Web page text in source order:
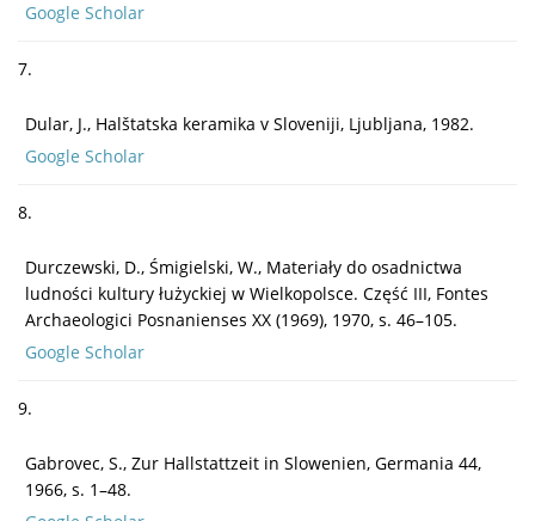
Google Scholar
7.
Dular, J., Halštatska keramika v Sloveniji, Ljubljana, 1982.
Google Scholar
8.
Durczewski, D., Śmigielski, W., Materiały do osadnictwa
ludności kultury łużyckiej w Wielkopolsce. Część III, Fontes
Archaeologici Posnanienses XX (1969), 1970, s. 46–105.
Google Scholar
9.
Gabrovec, S., Zur Hallstattzeit in Slowenien, Germania 44,
1966, s. 1–48.